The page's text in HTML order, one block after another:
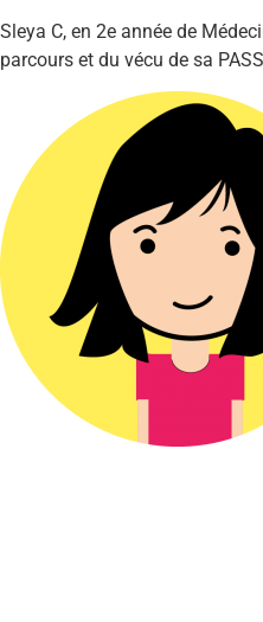
Sleya C, en 2e année de
parcours et du vécu de sa